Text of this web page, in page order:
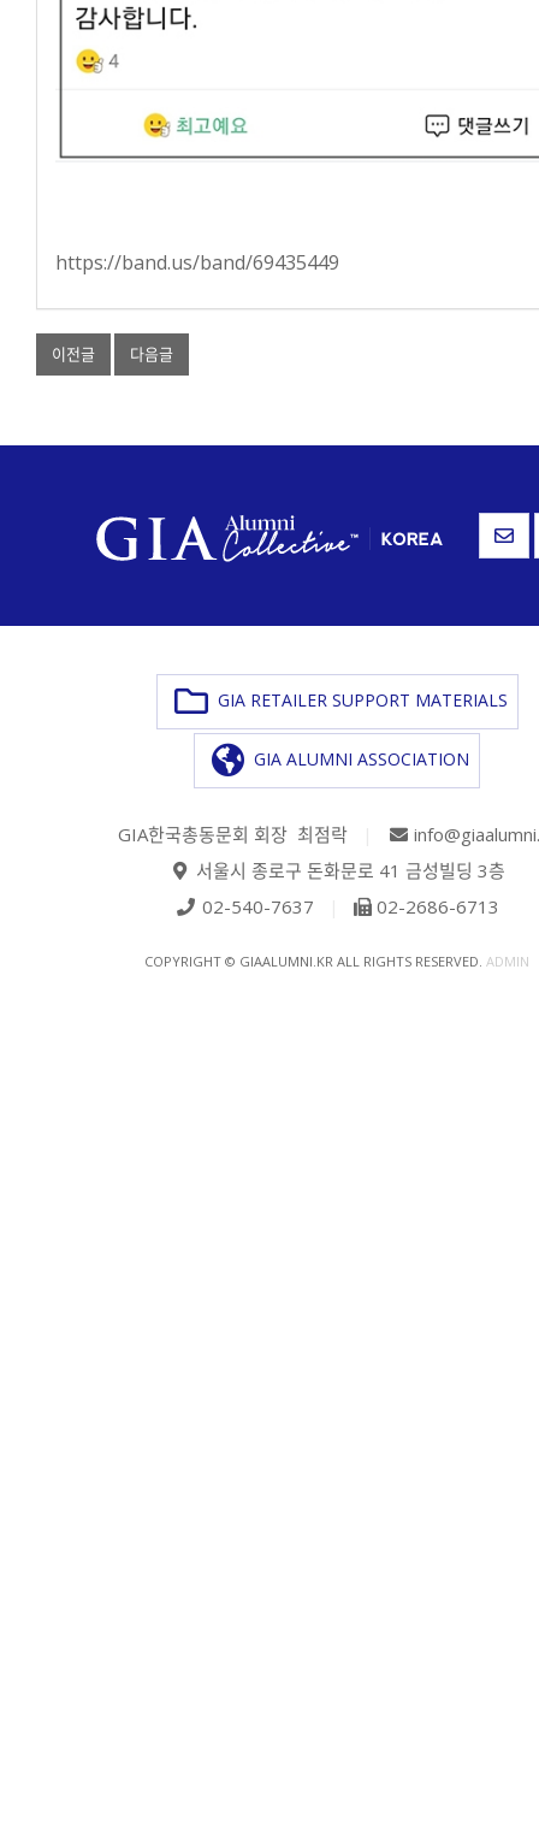
https://band.us/band/69435449
이전글 다음글
GIA RETAILER SUPPORT MATERIALS
GIA ALUMNI ASSOCIATION
GIA한국총동문회 회장 최점락
서울시 종로구 돈화문로 41 금성빌딩 3층
02-540-7637
02-2686-6713
COPYRIGHT © GIAALUMNI.KR ALL RIGHTS RESERVED. ADMIN